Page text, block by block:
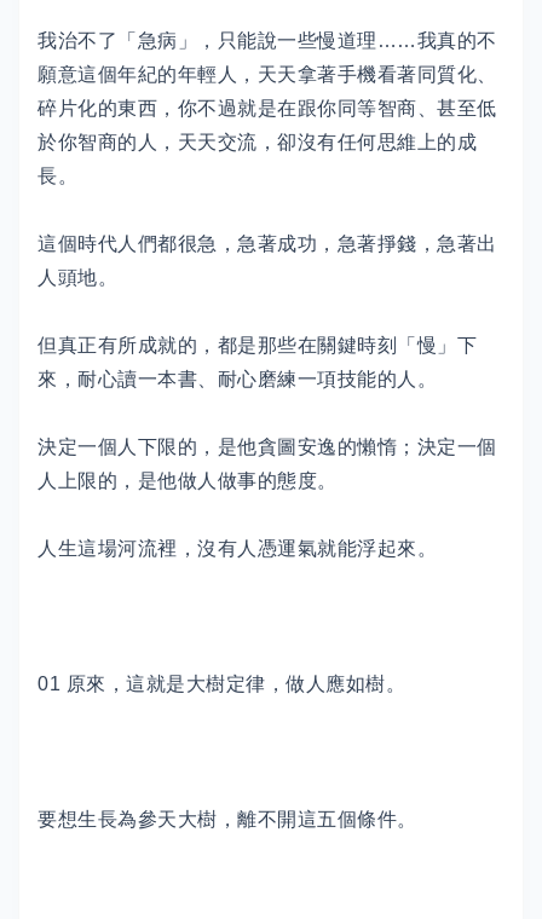
我治不了「急病」，只能說一些慢道理……我真的不
願意這個年紀的年輕人，天天拿著手機看著同質化、
碎片化的東西，你不過就是在跟你同等智商、甚至低
於你智商的人，天天交流，卻沒有任何思維上的成
長。
這個時代人們都很急，急著成功，急著掙錢，急著出
人頭地。
但真正有所成就的，都是那些在關鍵時刻「慢」下
來，耐心讀一本書、耐心磨練一項技能的人。
決定一個人下限的，是他貪圖安逸的懶惰；決定一個
人上限的，是他做人做事的態度。
人生這場河流裡，沒有人憑運氣就能浮起來。
01 原來，這就是大樹定律，做人應如樹。
要想生長為參天大樹，離不開這五個條件。